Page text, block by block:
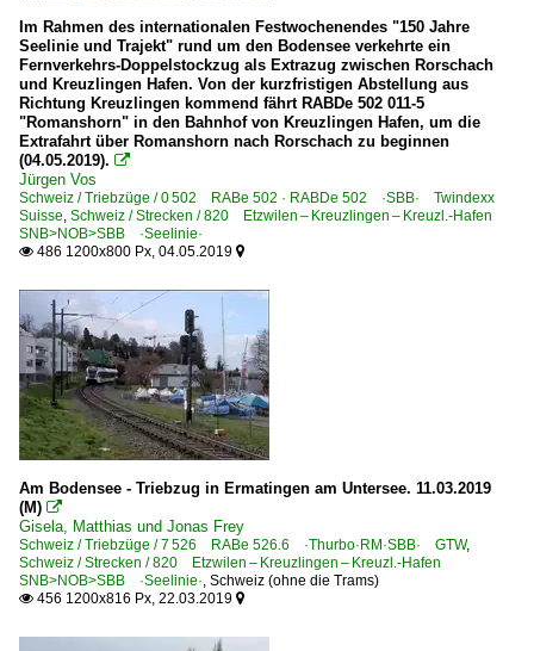
Im Rahmen des internationalen Festwochenendes "150 Jahre
Seelinie und Trajekt" rund um den Bodensee verkehrte ein
Fernverkehrs-Doppelstockzug als Extrazug zwischen Rorschach
und Kreuzlingen Hafen. Von der kurzfristigen Abstellung aus
Richtung Kreuzlingen kommend fährt RABDe 502 011-5
"Romanshorn" in den Bahnhof von Kreuzlingen Hafen, um die
Extrafahrt über Romanshorn nach Rorschach zu beginnen
(04.05.2019). 
Jürgen Vos
Schweiz / Triebzüge / 0 502 RABe 502 · RABDe 502 ·SBB· Twindexx
Suisse, Schweiz / Strecken / 820 Etzwilen – Kreuzlingen – Kreuzl.-Hafen
SNB>NOB>SBB ·Seelinie·
 486 1200x800 Px, 04.05.2019 
Am Bodensee - Triebzug in Ermatingen am Untersee. 11.03.2019
(M) 
Gisela, Matthias und Jonas Frey
Schweiz / Triebzüge / 7 526 RABe 526.6 ·Thurbo·RM·SBB· GTW,
Schweiz / Strecken / 820 Etzwilen – Kreuzlingen – Kreuzl.-Hafen
SNB>NOB>SBB ·Seelinie·, Schweiz (ohne die Trams)
 456 1200x816 Px, 22.03.2019 